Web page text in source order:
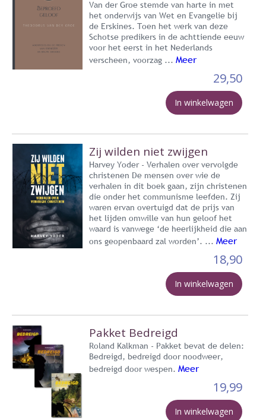
Van der Groe stemde van harte in met
het onderwijs van Wet en Evangelie bij
de Erskines. Toen het werk van deze
Schotse predikers in de achttiende eeuw
voor het eerst in het Nederlands
verscheen, voorzag ... Meer
29,50
In winkelwagen
Zij wilden niet zwijgen
Harvey Yoder - Verhalen over vervolgde
christenen De mensen over wie de
verhalen in dit boek gaan, zijn christenen
die onder het communisme leefden. Zij
waren ervan overtuigd dat de prijs van
het lijden omwille van hun geloof het
waard is vanwege ‘de heerlijkheid die aan
ons geopenbaard zal worden’. ... Meer
18,90
In winkelwagen
Pakket Bedreigd
Roland Kalkman - Pakket bevat de delen:
Bedreigd, bedreigd door noodweer,
bedreigd door wespen. Meer
19,99
In winkelwagen